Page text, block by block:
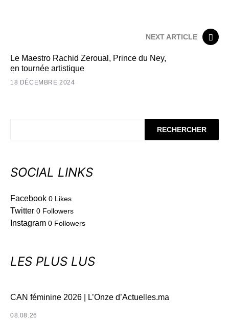
NEXT ARTICLE
Le Maestro Rachid Zeroual, Prince du Ney,
en tournée artistique
18 DÉCEMBRE 2024
RECHERCHER
SOCIAL LINKS
Facebook 0 Likes
Twitter 0 Followers
Instagram 0 Followers
LES PLUS LUS
CAN féminine 2026 | L’Onze d’Actuelles.ma
08.08.26